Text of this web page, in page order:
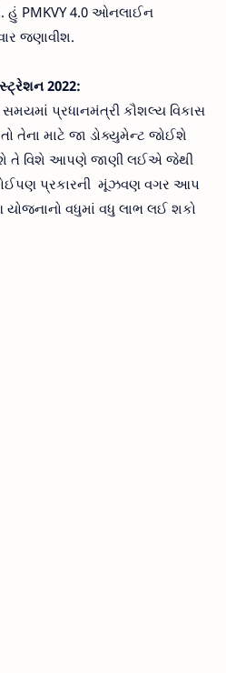
હું PMKVY 4.0 ઓનલાઈન
જણાવીશ.
2022:
પ્રધાનમંત્રી કૌશલ્ય વિકાસ
તેના માટે જા ડોક્યુમેન્ટ જોઈશે
તે વિશે આપણે જાણી લઈએ જેથી
પ્રકારની મૂંઝવણ વગર આપ
વધુમાં વધુ લાભ લઈ શકો